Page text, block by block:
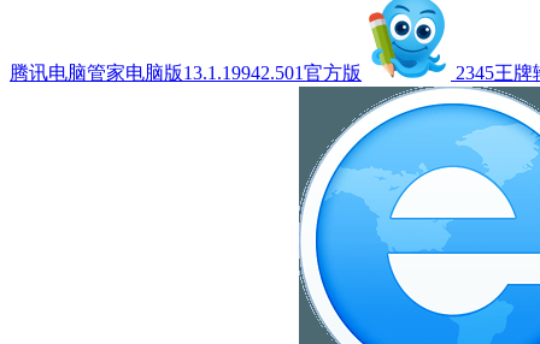
腾讯电脑管家电脑版13.1.19942.501官方版 2345王牌